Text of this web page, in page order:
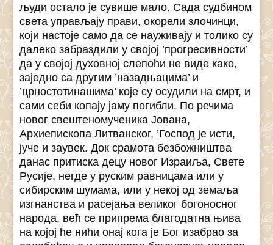
људи остало је сувише мало. Сада судбином
света управљају прави, окорели злочинци,
који настоје само да се науживају и толико су
далеко забраздили у својој ’прогресивности’
да у својој духовној слепоћи не виде како,
заједно са другим ’назадњацима’ и
’црностотинашима’ које су осудили на смрт, и
сами себи копају јаму погибли. По речима
новог свештеномученика Јована,
Архиепископа Литванског, ’Господ је исти,
јуче и заувек. Док срамота безбожништва
данас притиска децу новог Израиља, Свете
Русије, негде у руским равницама или у
сибирским шумама, или у некој од земаља
изгнанства и расејања великог богоносног
народа, већ се припрема благодатна њива
на којој ће нићи онај кога је Бог изабрао за